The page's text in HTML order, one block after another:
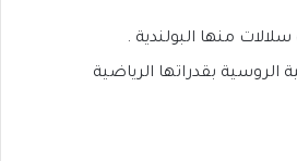
منها البولندية .
الروسية بقدراتها الرياضية